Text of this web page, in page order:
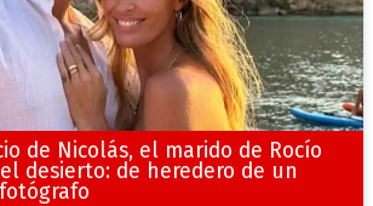
de Nicolás, el marido de Rocío
desierto: de heredero de un